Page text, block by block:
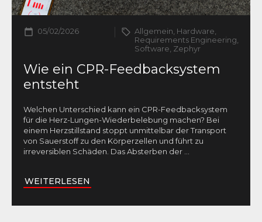
05/02/2026
Allgemein, Hardware,
Requirements Engineering,
Software, Zephyr
Wie ein CPR-Feedbacksystem
entsteht
Welchen Unterschied kann ein CPR-Feedbacksystem
für die Herz-Lungen-Wiederbelebung machen? Bei
einem Herzstillstand stoppt unmittelbar der Transport
von Sauerstoff zu den Körperzellen und führt zu
irreversiblen Schäden. Das Absterben der
WEITERLESEN